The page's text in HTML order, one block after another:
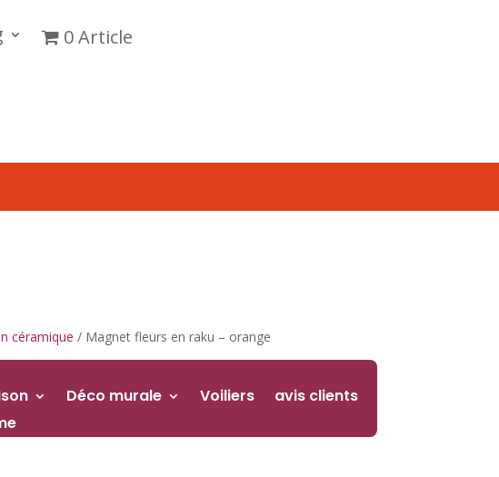
0 Article
céramique / Magnet fleurs en raku – orange
Déco murale Voiliers
avis clients